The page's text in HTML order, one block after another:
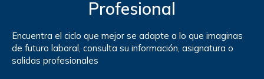
QUIERO EXPONER
Profesional
Encuentra el ciclo que mejor se adapte a lo que imaginas
de futuro laboral, consulta su información, asignatura o
salidas profesionales